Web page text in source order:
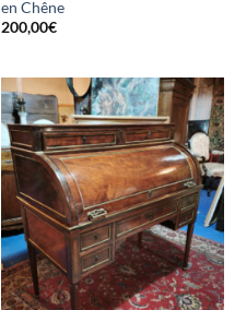
en Chêne
200,00€